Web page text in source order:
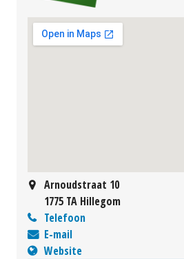
Arnoudstraat 10
1775 TA Hillegom
Telefoon
E-mail
Website